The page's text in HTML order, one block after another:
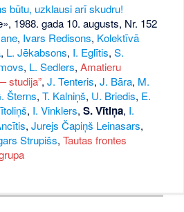
būtu, uzklausi arī skudru!
1988. gada 10. augusts, Nr. 152
, Ivars Redisons, Kolektīvā
, L. Jēkabsons, I. Eglītis, S.
, L. Sedlers, Amatieru
studija”, J. Tenteris, J. Bāra, M.
Šterns, T. Kalniņš, U. Briedis, E.
, I. Vinklers, S. Vītiņa, I.
, Jurejs Čapiņš Leinasars,
Strupišs, Tautas frontes